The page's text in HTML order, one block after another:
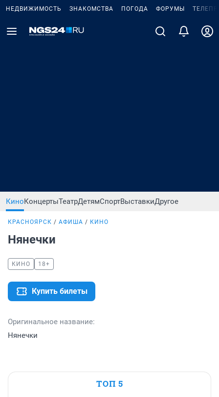
НЕДВИЖИМОСТЬ ЗНАКОМСТВА ПОГОДА ФОРУМЫ
КиноКонцертыТеатрДетямСпортВыставкиДругое
КРАСНОЯРСК АФИША КИНО
Нянечки
КИНО 18+
Купить билеты
Оригинальное название:
Нянечки
ТОП 5